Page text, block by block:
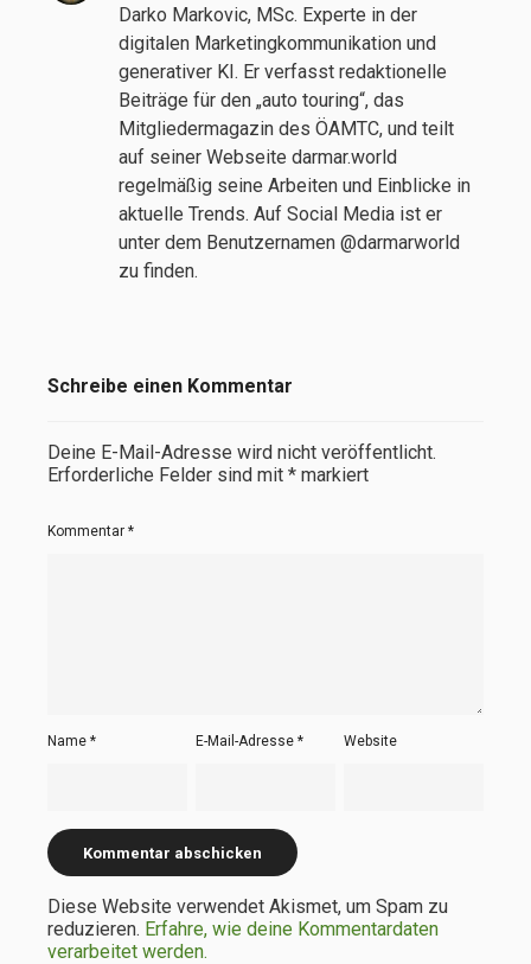
Darko Markovic, MSc. Experte in der
digitalen Marketingkommunikation und
generativer KI. Er verfasst redaktionelle
Beiträge für den „auto touring“, das
Mitgliedermagazin des ÖAMTC, und teilt
auf seiner Webseite darmar.world
regelmäßig seine Arbeiten und Einblicke in
aktuelle Trends. Auf Social Media ist er
unter dem Benutzernamen @darmarworld
zu finden.
Schreibe einen Kommentar
Deine E-Mail-Adresse wird nicht veröffentlicht.
Erforderliche Felder sind mit * markiert
Kommentar *
Name * E-Mail-Adresse* Website
Diese Website verwendet Akismet, um Spam zu
reduzieren. Erfahre, wie deine Kommentardaten
verarbeitet werden.